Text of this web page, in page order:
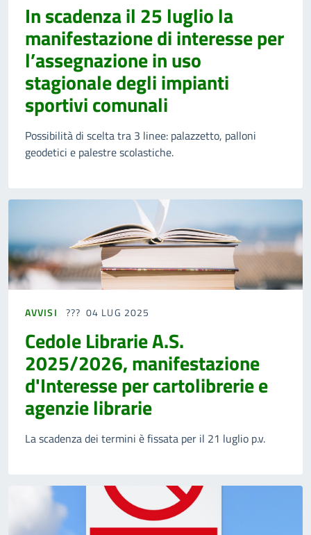
In scadenza il 25 luglio la
manifestazione di interesse per
l’assegnazione in uso
stagionale degli impianti
sportivi comunali
Possibilità di scelta tra 3 linee: palazzetto, palloni
geodetici e palestre scolastiche.
AVVISI 04 LUG 2025
Cedole Librarie A.S.
2025/2026, manifestazione
d'Interesse per cartolibrerie e
agenzie librarie
La scadenza dei termini è fissata per il 21 luglio p.v.